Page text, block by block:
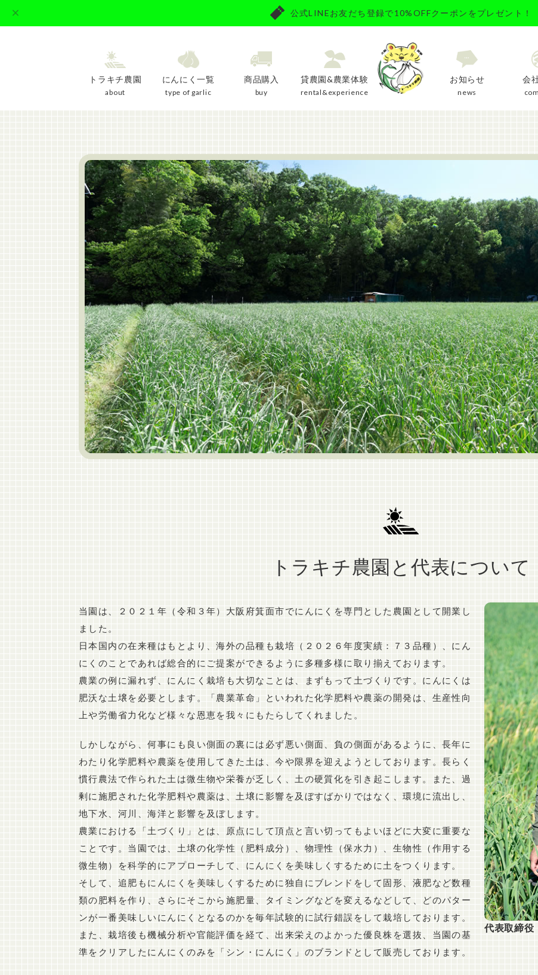
公式LINEお友だち登録で10%OFFクーポンをプレゼント！
トラキチ農園
about
にんにく一覧
type of garlic
商品購入
buy
貸農園&農業体験
rental&experience
お知らせ
news
会
トラキチ農園と代表について
代表取締
当園は、２０２１年（令和３年）大阪府箕面市でにんにくを専門とした農園として開業し
ました。
日本国内の在来種はもとより、海外の品種も栽培（２０２６年度実績：７３品種）、にん
にくのことであれば総合的にご提案ができるように多種多様に取り揃えております。
農業の例に漏れず、にんにく栽培も大切なことは、まずもって土づくりです。にんにくは
肥沃な土壌を必要とします。「農業革命」といわれた化学肥料や農薬の開発は、生産性向
上や労働省力化など様々な恩恵を我々にもたらしてくれました。
しかしながら、何事にも良い側面の裏には必ず悪い側面、負の側面があるように、長年に
わたり化学肥料や農薬を使用してきた土は、今や限界を迎えようとしております。長らく
慣行農法で作られた土は微生物や栄養が乏しく、土の硬質化を引き起こします。また、過
剰に施肥された化学肥料や農薬は、土壌に影響を及ぼすばかりではなく、環境に流出し、
地下水、河川、海洋と影響を及ぼします。
農業における「土づくり」とは、原点にして頂点と言い切ってもよいほどに大変に重要な
ことです。当園では、土壌の化学性（肥料成分）、物理性（保水力）、生物性（作用する
微生物）を科学的にアプローチして、にんにくを美味しくするために土をつくります。
そして、追肥もにんにくを美味しくするために独自にブレンドをして固形、液肥など数種
類の肥料を作り、さらにそこから施肥量、タイミングなどを変えるなどして、どのパター
ンが一番美味しいにんにくとなるのかを毎年試験的に試行錯誤をして栽培しております。
また、栽培後も機械分析や官能評価を経て、出来栄えのよかった優良株を選抜、当園の基
準をクリアしたにんにくのみを「シン・にんにく」のブランドとして販売しております。